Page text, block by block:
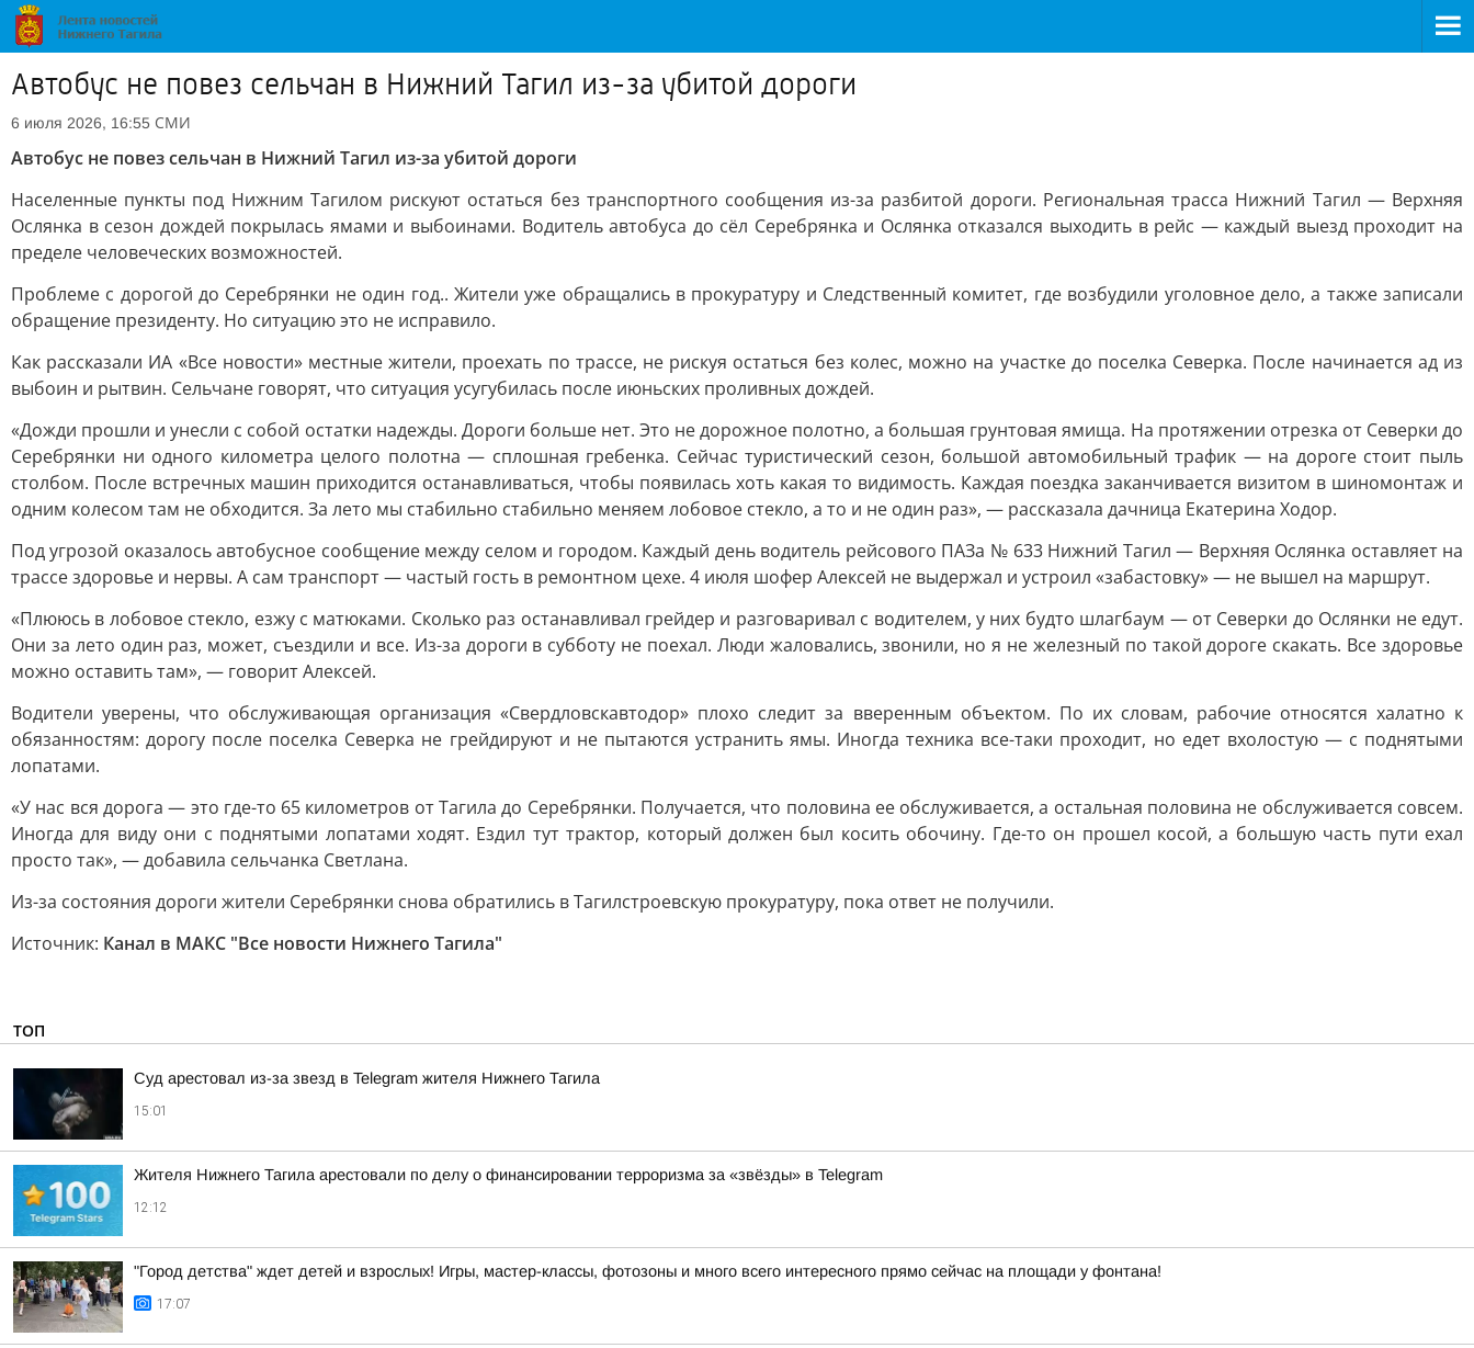
Автобус не повез сельчан в Нижний Тагил из-за убитой дороги
6 июля 2026, 16:55 СМИ
Автобус не повез сельчан в Нижний Тагил из-за убитой дороги
Населенные пункты под Нижним Тагилом рискуют остаться без транспортного сообщения из-за разбитой дороги. Региональная трасса Нижний Тагил — Верхняя
Ослянка в сезон дождей покрылась ямами и выбоинами. Водитель автобуса до сёл Серебрянка и Ослянка отказался выходить в рейс — каждый выезд проходит на
пределе человеческих возможностей.
Проблеме с дорогой до Серебрянки не один год.. Жители уже обращались в прокуратуру и Следственный комитет, где возбудили уголовное дело, а также записали
обращение президенту. Но ситуацию это не исправило.
Как рассказали ИА «Все новости» местные жители, проехать по трассе, не рискуя остаться без колес, можно на участке до поселка Северка. После начинается ад из
выбоин и рытвин. Сельчане говорят, что ситуация усугубилась после июньских проливных дождей.
«Дожди прошли и унесли с собой остатки надежды. Дороги больше нет. Это не дорожное полотно, а большая грунтовая ямища. На протяжении отрезка от Северки до
Серебрянки ни одного километра целого полотна — сплошная гребенка. Сейчас туристический сезон, большой автомобильный трафик — на дороге стоит пыль
столбом. После встречных машин приходится останавливаться, чтобы появилась хоть какая то видимость. Каждая поездка заканчивается визитом в шиномонтаж и
одним колесом там не обходится. За лето мы стабильно стабильно меняем лобовое стекло, а то и не один раз», — рассказала дачница Екатерина Ходор.
Под угрозой оказалось автобусное сообщение между селом и городом. Каждый день водитель рейсового ПАЗа № 633 Нижний Тагил — Верхняя Ослянка оставляет на
трассе здоровье и нервы. А сам транспорт — частый гость в ремонтном цехе. 4 июля шофер Алексей не выдержал и устроил «забастовку» — не вышел на маршрут.
«Плююсь в лобовое стекло, езжу с матюками. Сколько раз останавливал грейдер и разговаривал с водителем, у них будто шлагбаум — от Северки до Ослянки не едут.
Они за лето один раз, может, съездили и все. Из-за дороги в субботу не поехал. Люди жаловались, звонили, но я не железный по такой дороге скакать. Все здоровье
можно оставить там», — говорит Алексей.
Водители уверены, что обслуживающая организация «Свердловскавтодор» плохо следит за вверенным объектом. По их словам, рабочие относятся халатно к
обязанностям: дорогу после поселка Северка не грейдируют и не пытаются устранить ямы. Иногда техника все-таки проходит, но едет вхолостую — с поднятыми
лопатами.
«У нас вся дорога — это где-то 65 километров от Тагила до Серебрянки. Получается, что половина ее обслуживается, а остальная половина не обслуживается совсем.
Иногда для виду они с поднятыми лопатами ходят. Ездил тут трактор, который должен был косить обочину. Где-то он прошел косой, а большую часть пути ехал
просто так», — добавила сельчанка Светлана.
Из-за состояния дороги жители Серебрянки снова обратились в Тагилстроевскую прокуратуру, пока ответ не получили.
Источник: Канал в МАКС "Все новости Нижнего Тагила"
ТОП
Суд арестовал из-за звезд в Telegram жителя Нижнего Тагила
15:01
Жителя Нижнего Тагила арестовали по делу о финансировании терроризма за «звёзды» в Telegram
12:12
"Город детства" ждет детей и взрослых! Игры, мастер-классы, фотозоны и много всего интересного прямо сейчас на площади у фонтана!
17:07